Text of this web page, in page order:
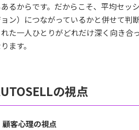
るからです。だからこそ、平均セッ
ン）につながっているかと併せて判
れた一人ひとりがどれだけ深く向き合
ます。
の視点
顧客心理の視点